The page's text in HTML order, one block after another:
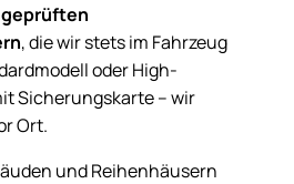
, die wir stets im Fahrzeug
oder High-
Sicherungskarte – wir
Ort.
und Reihenhäusern